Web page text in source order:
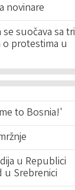
novinare
suočava sa tri
o protestima u
to Bosnia!'
u Republici
u Srebrenici